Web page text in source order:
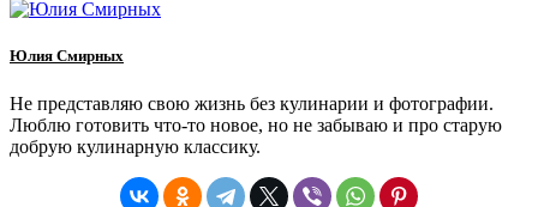
Юлия Смирных
Не представляю свою жизнь без кулинарии и фотографии.
Люблю готовить что-то новое, но не забываю и про старую
добрую кулинарную классику.